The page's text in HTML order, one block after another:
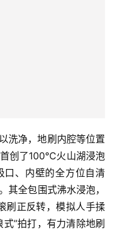
洗净，地刷内腔等位置
创了100℃火山湖浸泡
口、内壁的全方位自清
其全包围式沸水浸泡，
刷正反转，模拟人手揉
”拍打，有力清除地刷